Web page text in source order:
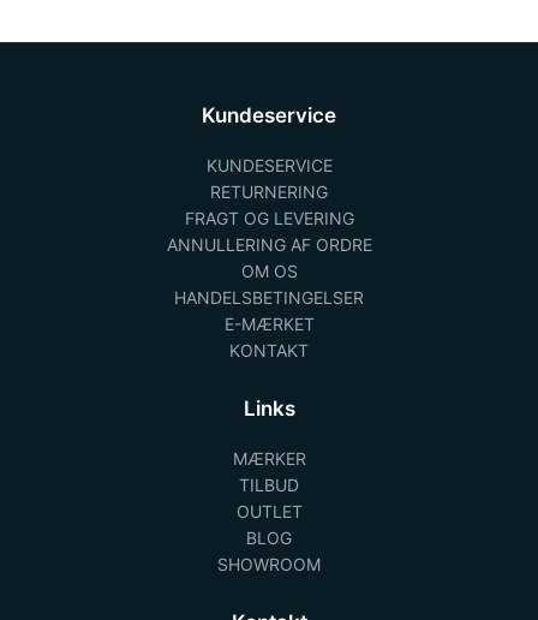
Kundeservice
KUNDESERVICE
RETURNERING
FRAGT OG LEVERING
ANNULLERING AF ORDRE
OM OS
HANDELSBETINGELSER
E-MÆRKET
KONTAKT
Links
MÆRKER
TILBUD
OUTLET
BLOG
SHOWROOM